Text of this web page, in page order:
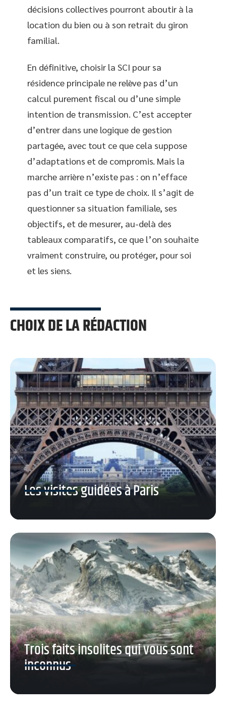
décisions collectives pourront aboutir à la
location du bien ou à son retrait du giron
familial.
En définitive, choisir la SCI pour sa
résidence principale ne relève pas d’un
calcul purement fiscal ou d’une simple
intention de transmission. C’est accepter
d’entrer dans une logique de gestion
partagée, avec tout ce que cela suppose
d’adaptations et de compromis. Mais la
marche arrière n’existe pas : on n’efface
pas d’un trait ce type de choix. Il s’agit de
questionner sa situation familiale, ses
objectifs, et de mesurer, au-delà des
tableaux comparatifs, ce que l’on souhaite
vraiment construire, ou protéger, pour soi
et les siens.
CHOIX DE LA RÉDACTION
Les visites guidées à Paris
Trois faits insolites qui vous sont
inconnus